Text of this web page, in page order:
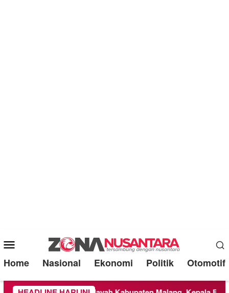
Mobile
Menu
Home Nasional Ekonomi Politik Otomotif